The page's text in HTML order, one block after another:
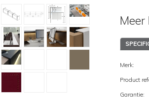
Meer
Merk:
Product
Garantie: